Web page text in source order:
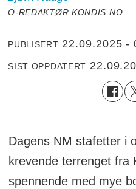
O-REDAKTØR KONDIS.NO
PUBLISERT 22.09.2025 -
SIST OPPDATERT
Dagens NM stafetter i
krevende terrenget
spennende med mye